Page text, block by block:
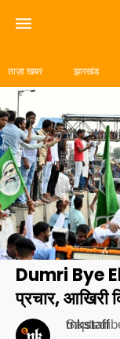
ताज़ा खबर झारखंड
Dumri Bye
प्रचार, आखिरी
tnkstaff